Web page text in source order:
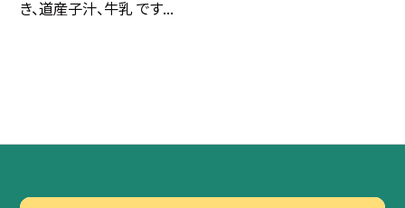
き、道産子汁、牛乳 です...